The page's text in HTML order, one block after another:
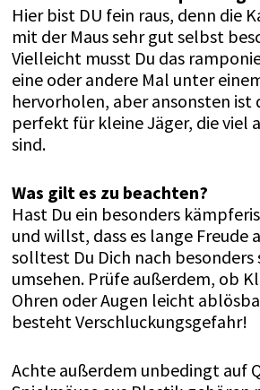
Hier bist DU fein raus, denn die
mit der Maus sehr gut selbst
Vielleicht musst Du das
eine oder andere Mal unter
hervorholen, aber ansonsten ist
perfekt für kleine Jäger, die viel
sind.
Was gilt es zu beachten?
Hast Du ein besonders
und willst, dass es lange Freude
solltest Du Dich nach besonders
umsehen. Prüfe außerdem, ob
Ohren oder Augen leicht
besteht Verschluckungsgefahr!
Achte außerdem unbedingt auf